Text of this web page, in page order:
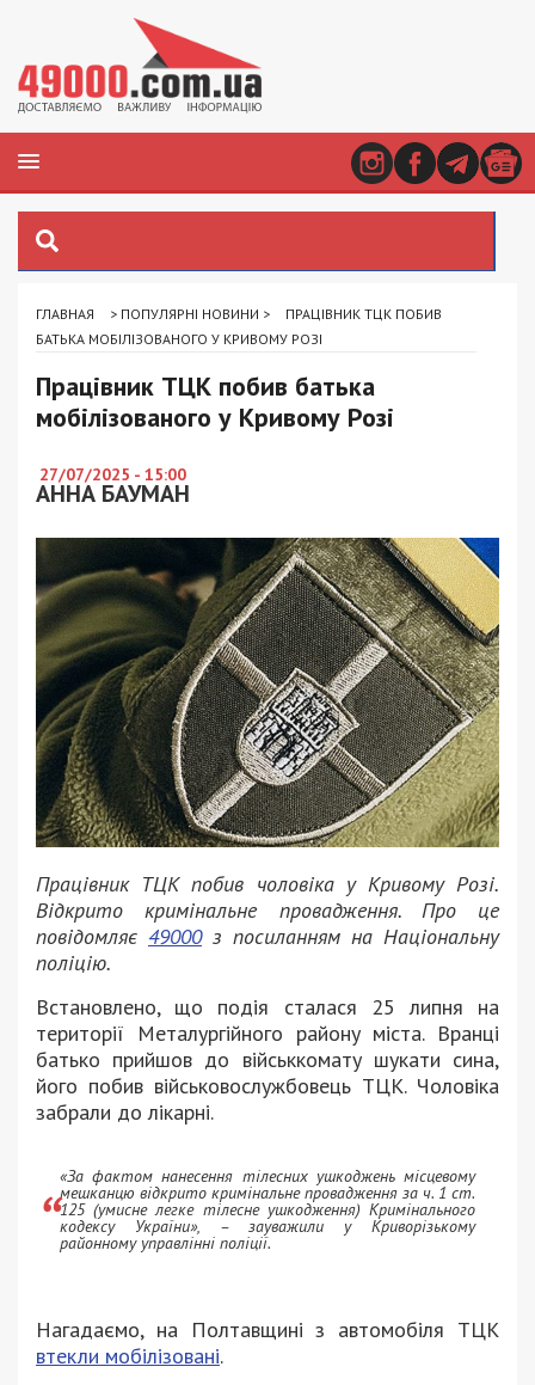
ГЛАВНАЯ > ПОПУЛЯРНІ НОВИНИ >
ПРАЦІВНИК ТЦК ПОБИВ
БАТЬКА МОБІЛІЗОВАНОГО У КРИВОМУ РОЗІ
Працівник ТЦК побив батька
мобілізованого у Кривому Розі
27/07/2025 - 15:00
АННА БАУМАН
Працівник ТЦК побив чоловіка у Кривому Розі.
Відкрито кримінальне провадження. Про це
повідомляє 49000з посиланням на Національну
поліцію.
Встановлено, що подія сталася 25 липня на
території Металургійного району міста. Вранці
батько прийшов до військкомату шукати сина,
його побив військовослужбовець ТЦК. Чоловіка
забрали до лікарні.
«За фактом нанесення тілесних ушкоджень місцевому
мешканцю відкрито кримінальне провадження за ч. 1 ст.
125 (умисне легке тілесне ушкодження) Кримінального
кодексу України», – зауважили у Криворізькому
районному управлінні поліції.
Нагадаємо, на Полтавщині з автомобіля ТЦК
втекли мобілізовані.